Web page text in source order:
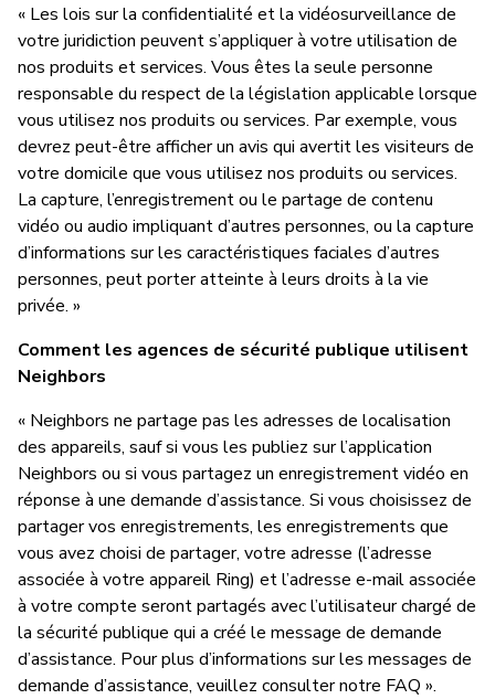
« Les lois sur la confidentialité et la vidéosurveillance de
votre juridiction peuvent s’appliquer à votre utilisation de
nos produits et services. Vous êtes la seule personne
responsable du respect de la législation applicable lorsque
vous utilisez nos produits ou services. Par exemple, vous
devrez peut-être afficher un avis qui avertit les visiteurs de
votre domicile que vous utilisez nos produits ou services.
La capture, l’enregistrement ou le partage de contenu
vidéo ou audio impliquant d’autres personnes, ou la capture
d’informations sur les caractéristiques faciales d’autres
personnes, peut porter atteinte à leurs droits à la vie
privée. »
Comment les agences de sécurité publique utilisent
Neighbors
« Neighbors ne partage pas les adresses de localisation
des appareils, sauf si vous les publiez sur l’application
Neighbors ou si vous partagez un enregistrement vidéo en
réponse à une demande d’assistance. Si vous choisissez de
partager vos enregistrements, les enregistrements que
vous avez choisi de partager, votre adresse (l’adresse
associée à votre appareil Ring) et l’adresse e-mail associée
à votre compte seront partagés avec l’utilisateur chargé de
la sécurité publique qui a créé le message de demande
d’assistance. Pour plus d’informations sur les messages de
demande d’assistance, veuillez consulter notre FAQ ».